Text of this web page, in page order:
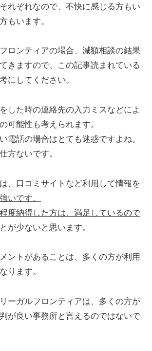
れぞれなので、不快に感じる方もい
もいます。
ロンティアの場合、減額相談の結果
きますので、この記事読まれている
にしてください。
した時の連絡先の入力ミスなどによ
可能性も考えられます。
電話の場合はとても迷惑ですよね。
方ないです。
、口コミサイトなど利用して情報を
いです。
度納得した方は、満足しているので
が少ないと思います。
ントがあることは、多くの方が利用
ります。
ーガルフロンティアは、多くの方が
が良い事務所と言えるのではないで